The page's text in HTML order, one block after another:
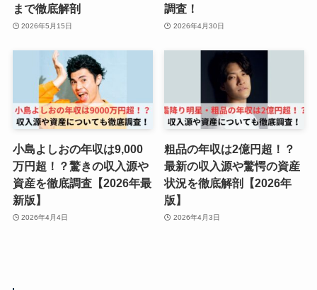
まで徹底解剖
2026年5月15日
調査！
2026年4月30日
小島よしおの年収は9,000
万円超！？驚きの収入源や
資産を徹底調査【2026年最
新版】
2026年4月4日
粗品の年収は2億円超！？
最新の収入源や驚愕の資産
状況を徹底解剖【2026年
版】
2026年4月3日